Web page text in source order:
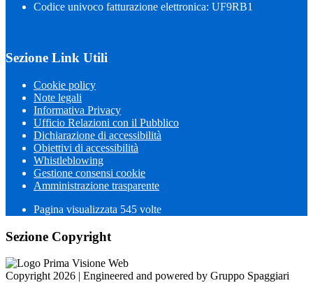
Codice univoco fatturazione elettronica: UF9RB1
Sezione Link Utili
Cookie policy
Note legali
Informativa Privacy
Ufficio Relazioni con il Pubblico
Dichiarazione di accessibilità
Obiettivi di accessibilità
Whistleblowing
Gestione consensi cookie
Amministrazione trasparente
Pagina visualizzata 545 volte
Sezione Copyright
Copyright 2026 | Engineered and powered by Gruppo Spaggiari